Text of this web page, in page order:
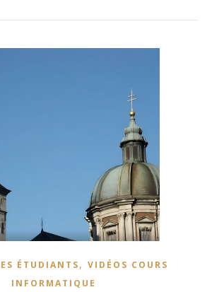
ÉTUDIANTS, VIDÉOS COURS
INFORMATIQUE